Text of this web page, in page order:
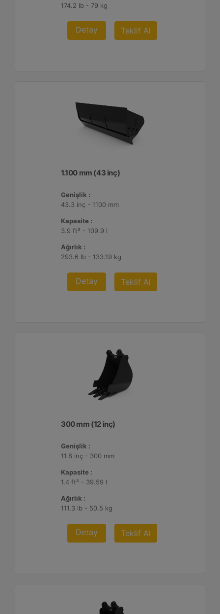
174.2 lb - 79 kg
Detay Teklif Al
1.100 mm (43 inç)
Genişlik :
43.3 inç - 1100 mm
Kapasite :
3.9 ft³ - 109.9 l
Ağırlık :
293.6 lb - 133.19 kg
Detay Teklif Al
300 mm (12 inç)
Genişlik :
11.8 inç - 300 mm
Kapasite :
1.4 ft³ - 39.59 l
Ağırlık :
111.3 lb - 50.5 kg
Detay Teklif Al